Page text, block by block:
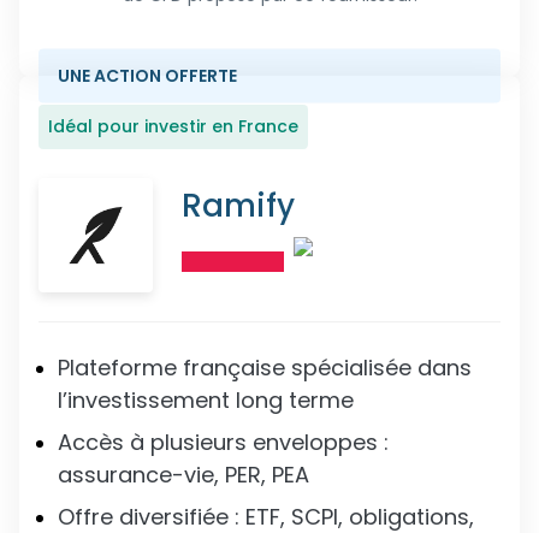
UNE ACTION OFFERTE
Idéal pour investir en France
Ramify
Plateforme française spécialisée dans
l’investissement long terme
Accès à plusieurs enveloppes :
assurance-vie, PER, PEA
Offre diversifiée : ETF, SCPI, obligations,